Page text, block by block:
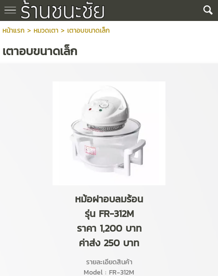
หน้าแรก > หมวดเตา > เตาอบขนาดเล็ก
เตาอบขนาดเล็ก
หม้อฝาอบลมร้อน
รุ่น FR-312M
ราคา 1,200 บาท
ค่าส่ง 250 บาท
รายละเอียดสินค้า
Model : FR-312M